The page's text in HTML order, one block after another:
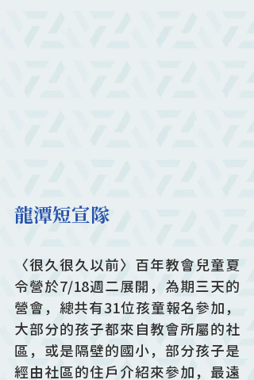
龍潭短宣隊
〈很久很久以前〉百年教會兒童夏
令營於7/18週二展開，為期三天的
營會，總共有31位孩童報名參加，
大部分的孩子都來自教會所屬的社
區，或是隔壁的國小，部分孩子是
經由社區的住戶介紹來參加，最遠